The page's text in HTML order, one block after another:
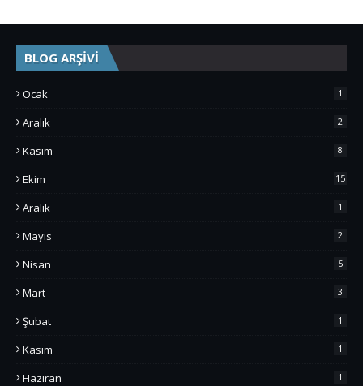
BLOG ARŞİVİ
Ocak 1
Aralık 2
Kasım 8
Ekim 15
Aralık 1
Mayıs 2
Nisan 5
Mart 3
Şubat 1
Kasım 1
Haziran 1